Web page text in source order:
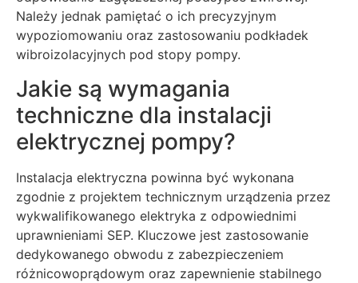
Należy jednak pamiętać o ich precyzyjnym
wypoziomowaniu oraz zastosowaniu podkładek
wibroizolacyjnych pod stopy pompy.
Jakie są wymagania
techniczne dla instalacji
elektrycznej pompy?
Instalacja elektryczna powinna być wykonana
zgodnie z projektem technicznym urządzenia przez
wykwalifikowanego elektryka z odpowiednimi
uprawnieniami SEP. Kluczowe jest zastosowanie
dedykowanego obwodu z zabezpieczeniem
różnicowoprądowym oraz zapewnienie stabilnego